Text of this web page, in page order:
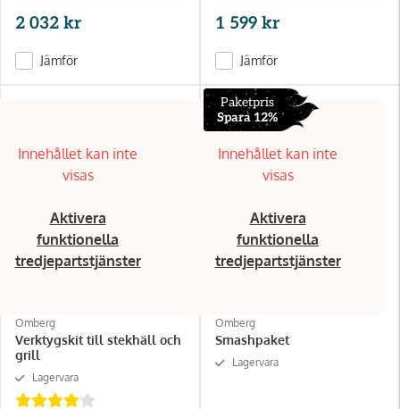
2 032 kr
Jämför
1 599 kr
Jämför
Innehållet kan inte
visas
Aktivera
funktionella
tredjepartstjänster
Omberg
Verktygskit till stekhäll och
grill
Lagervara
Paketpris
Spara 12%
Innehållet kan inte
visas
Aktivera
funktionella
tredjepartstjänster
Omberg
Smashpaket
Lagervara